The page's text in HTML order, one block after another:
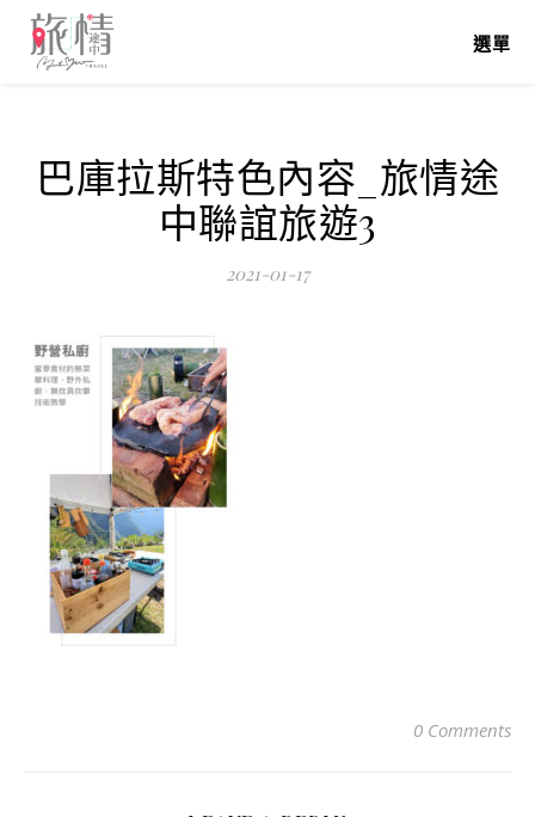
選單
巴庫拉斯特色內容_旅情途
中聯誼旅遊3
2021-01-17
0 Comments